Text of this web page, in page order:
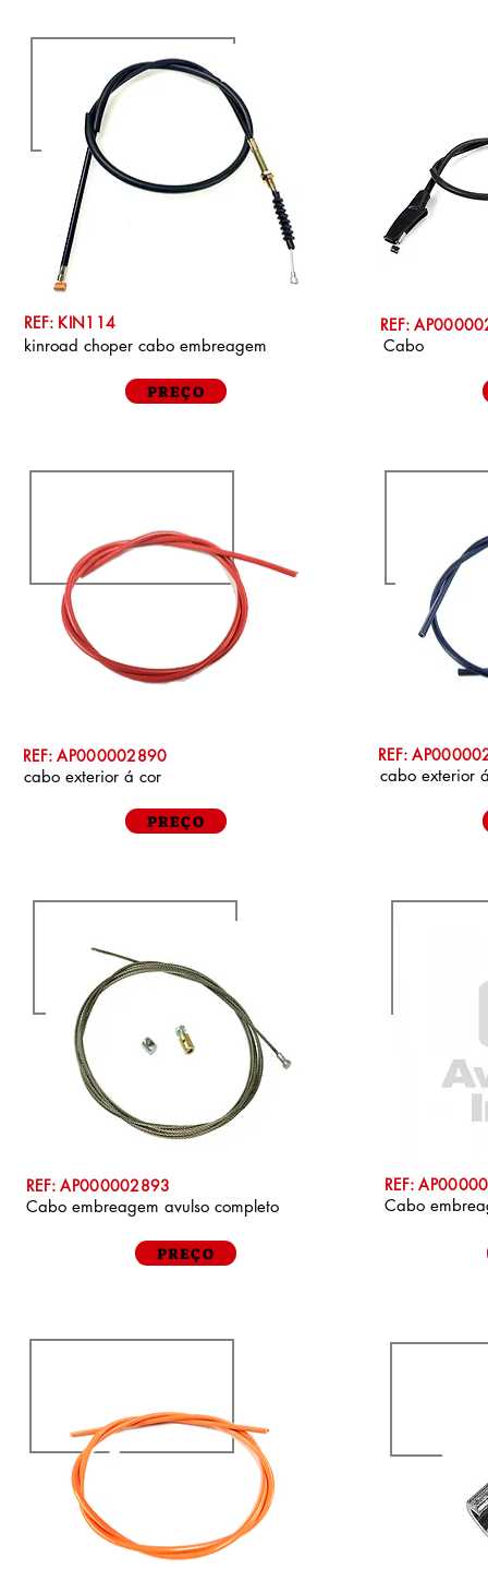
REF: KIN114
kinroad choper cabo embreagem
PREÇO
REF:
Cabo
REF: AP000002890
cabo exterior á cor
PREÇO
REF:
cabo exterior
REF: AP000002893
Cabo embreagem avulso completo
PREÇO
REF:
Cabo